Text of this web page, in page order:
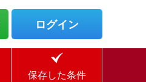
ログイン
保存した条件